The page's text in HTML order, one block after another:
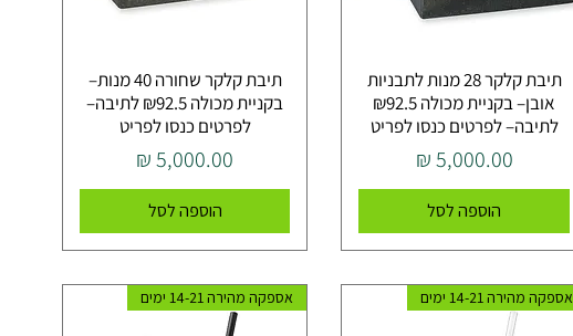
תיבת קלקר 28 מנות לתבניות
אובן– בקניית מכולה ₪92.5
לתיבה– לפרטים כנסו לפריט
מחיר
הוספה לסל
תיבת קלקר שחורה 40 מנות–
בקניית מכולה ₪92.5 לתיבה–
לפרטים כנסו לפריט
מחיר
הוספה לסל
אספקה מהירה 14-21 ימים אספקה מהירה 14-21 ימים